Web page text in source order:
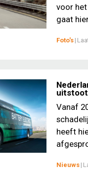
voor
gaat
Foto's |
Vanaf
heeft
Nieuws |